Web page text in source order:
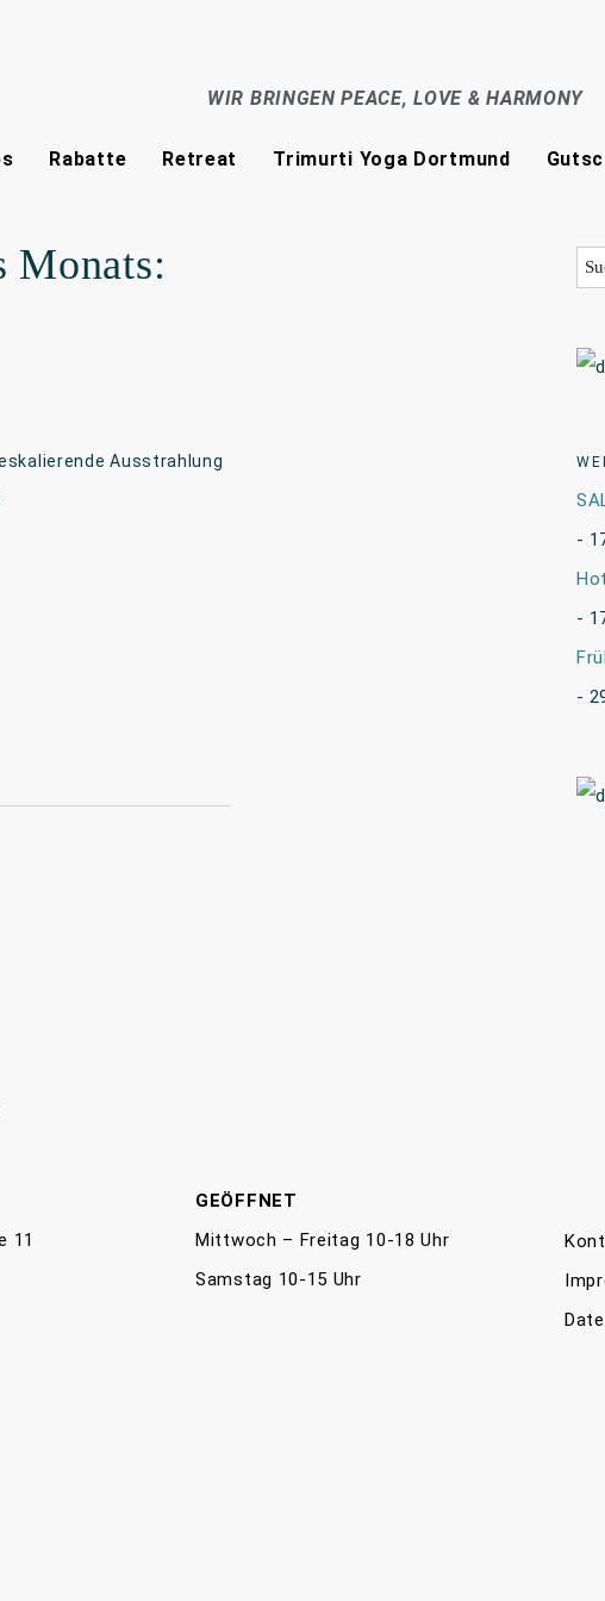
WIR BRINGEN PEACE, LOVE & HARMONY
Rabatte Retreat Trimurti Yoga Dortmund
Monats:
Ausstrahlung
11
GEÖFFNET
Mittwoch – Freitag 10-18 Uhr
Samstag 10-15 Uhr